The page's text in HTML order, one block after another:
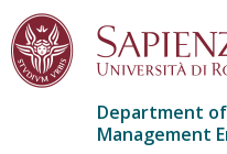
Department
Management